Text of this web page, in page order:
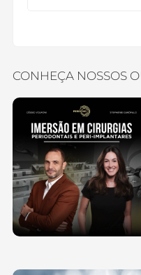
CONHEÇA NOSSOS